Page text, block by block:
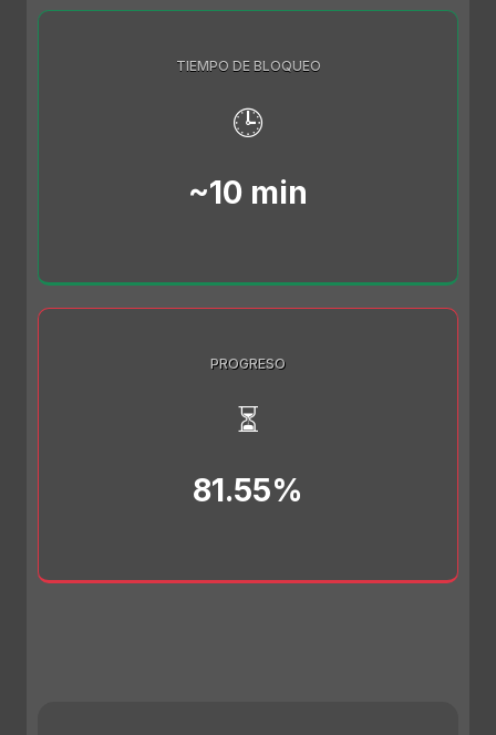
TIEMPO DE BLOQUEO
🕒
~10 min
PROGRESO
⏳
81.55%